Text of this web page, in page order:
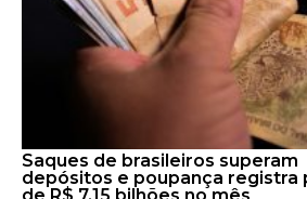
Saques de brasileiros superam
depósitos e poupança registra